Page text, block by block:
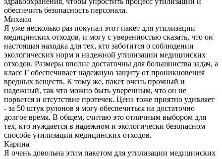
обеспечить безопасность персонала.
Михаил
Я уже несколько раз покупал этот пакет для утилизации
медицинских отходов, и могу с уверенностью сказать, что он
настоящая находка для тех, кто заботится о соблюдении
экологических норм и надежной утилизации медицинских
отходов. Размеры вполне достаточны для большинства задач, а
класс Г обеспечивает надежную защиту от проникновения
вредных веществ. К тому же, пакет очень прочный и
надежный, так что можно быть уверенным, что он не
порвется и отсутствие протечек. Цена тоже приятно удивляет
- за 50 штук рулонов я могу обеспечиться на достаточно
долгое время. В общем, считаю это отличным выбором для
тех, кто нуждается в надежном и экологически безопасном
способе утилизации медицинских отходов.
Карина
Я очень довольна этим пакетом для утилизации медицинских